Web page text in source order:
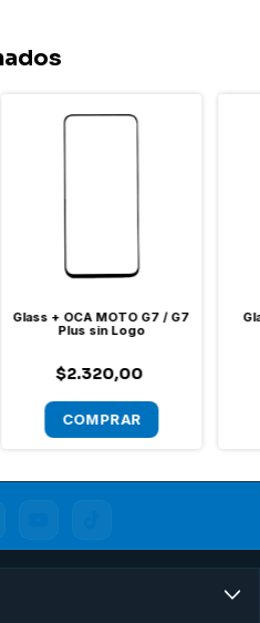
Glass + OCA MOTO G7 / G7
Plus sin Logo
$2.320,00